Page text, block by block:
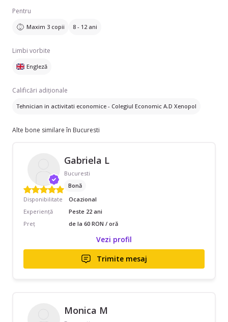
Pentru
Maxim 3 copii 8 - 12 ani
Limbi vorbite
Engleză
Calificări adiționale
Tehnician in activitati economice - Colegiul Economic A.D Xenopol
Alte bone similare în Bucuresti
Gabriela L
Bucuresti
Bonă
Disponibilitate
Ocazional
Experiență
Peste 22 ani
Preț
de la 60 RON / oră
Vezi profil
Trimite mesaj
Monica M